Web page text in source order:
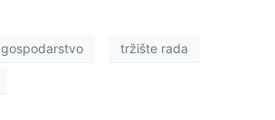
gospodarstvo tržište rada